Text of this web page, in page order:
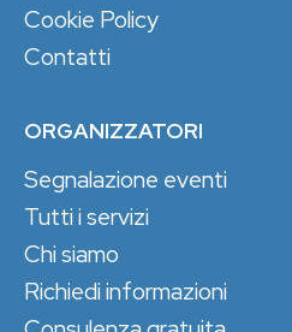
Cookie Policy
Contatti
ORGANIZZATORI
Segnalazione eventi
Tutti i servizi
Chi siamo
Richiedi informazioni